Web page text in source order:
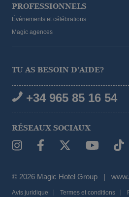
DEMANDE DE
PROFESSIONNELS
Événements et célébrations
Magic agences
TU AS BESOIN D'AIDE?
+34 965 85 16 54
RÉSEAUX SOCIAUX
© 2026 Magic Hotel Group |
Avis juridique Termes et conditions